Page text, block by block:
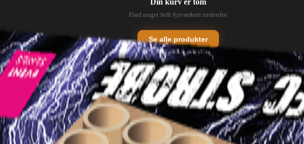
Find noget fedt fyrværkeri nedenfor
Se alle produkter
💥Batterier
⛲ Fontæner